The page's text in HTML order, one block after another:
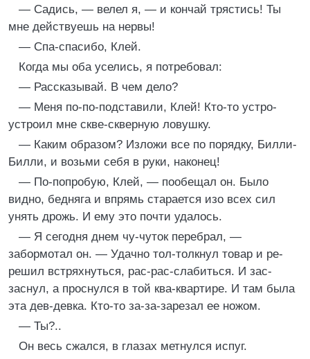
— Садись, — велел я, — и кончай трястись! Ты
мне действуешь на нервы!
— Спа-спасибо, Клей.
Когда мы оба уселись, я потребовал:
— Рассказывай. В чем дело?
— Меня по-по-подставили, Клей! Кто-то устро-
устроил мне скве-скверную ловушку.
— Каким образом? Изложи все по порядку, Билли-
Билли, и возьми себя в руки, наконец!
— По-попробую, Клей, — пообещал он. Было
видно, бедняга и впрямь старается изо всех сил
унять дрожь. И ему это почти удалось.
— Я сегодня днем чу-чуток перебрал, —
забормотал он. — Удачно тол-толкнул товар и ре-
решил встряхнуться, рас-рас-слабиться. И зас-
заснул, а проснулся в той ква-квартире. И там была
эта дев-девка. Кто-то за-за-зарезал ее ножом.
— Ты?..
Он весь сжался, в глазах метнулся испуг.